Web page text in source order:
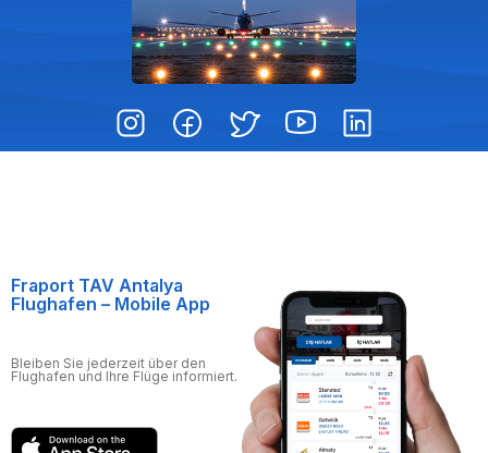
Fraport TAV Antalya
Flughafen – Mobile App
Bleiben Sie jederzeit über den
Flughafen und Ihre Flüge informiert.